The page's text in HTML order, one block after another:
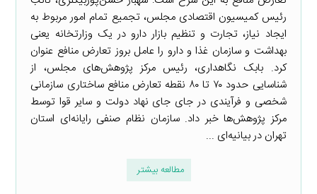
رئیس کمیسیون اقتصادی مجلس، تجمیع تمام امور مربوط به
ایجاد نیاز، تجارت و تنظیم بازار دارو در یک وزارتخانه یعنی
بهداشت و سازمان غذا و دارو را عامل بروز تعارض منافع عنوان
کرد. بابک نگاهداری، رئیس مرکز پژوهش‌های مجلس، از
شناسایی حدود ۷۰ تا ۸۰ نقطه تعارض منافع ساختاری سازمانی
شخصی و فرآیندی در جای جای نهاد دولت و سایر قوا توسط
مرکز پژوهش‌ها خبر داد. سازمان نظام صنفی رایانه‌ای استان
تهران در بیانیه‌ای ...
مطالعه بیشتر